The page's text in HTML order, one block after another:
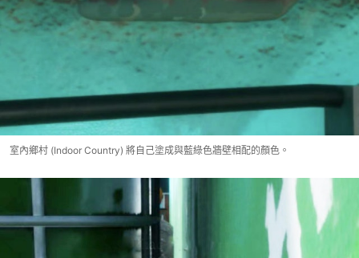
室內鄉村 (Indoor Country) 將自己塗成與藍綠色牆壁相配的顏色。